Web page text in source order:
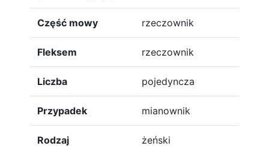
Część mowy rzeczownik
Fleksem rzeczownik
Liczba pojedyncza
Przypadek mianownik
Rodzaj żeński